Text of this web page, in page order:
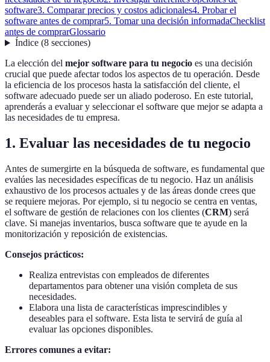
software3. Comparar precios y costos adicionales4. Probar el
software antes de comprar5. Tomar una decisión informadaChecklist
antes de comprarGlossario
Índice(8 secciones)
La elección del mejor software para tu negocio es una decisión
crucial que puede afectar todos los aspectos de tu operación. Desde
la eficiencia de los procesos hasta la satisfacción del cliente, el
software adecuado puede ser un aliado poderoso. En este tutorial,
aprenderás a evaluar y seleccionar el software que mejor se adapta a
las necesidades de tu empresa.
1. Evaluar las necesidades de tu negocio
Antes de sumergirte en la búsqueda de software, es fundamental que
evalúes las necesidades específicas de tu negocio. Haz un análisis
exhaustivo de los procesos actuales y de las áreas donde crees que
se requiere mejoras. Por ejemplo, si tu negocio se centra en ventas,
el software de gestión de relaciones con los clientes (CRM) será
clave. Si manejas inventarios, busca software que te ayude en la
monitorización y reposición de existencias.
Consejos prácticos:
Realiza entrevistas con empleados de diferentes
departamentos para obtener una visión completa de sus
necesidades.
Elabora una lista de características imprescindibles y
deseables para el software. Esta lista te servirá de guía al
evaluar las opciones disponibles.
Errores comunes a evitar: